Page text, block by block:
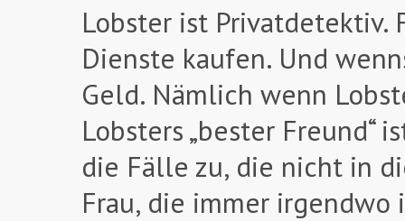
Lobster ist Privatdetektiv.
Dienste kaufen. Und
Geld. Nämlich wenn
Lobsters „bester Freund“
die Fälle zu, die nicht in
Frau, die immer